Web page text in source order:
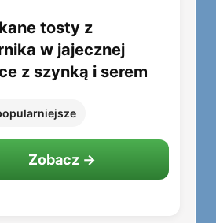
tosty z
w jajecznej
z szynką i serem
Zobacz →